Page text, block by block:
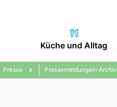
Küche und Alltag
Presse Pressemeldungen-Archiv